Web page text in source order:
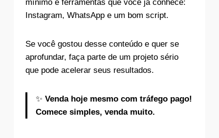
mínimo e ferramentas que você já conhece:
Instagram, WhatsApp e um bom script.
Se você gostou desse conteúdo e quer se
aprofundar, faça parte de um projeto sério
que pode acelerar seus resultados.
✨ Venda hoje mesmo com tráfego pago!
Comece simples, venda muito.